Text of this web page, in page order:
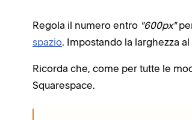
Regola il numero entro "600px"
spazio. Impostando la larghezza
Ricorda che, come per tutte le
Squarespace.